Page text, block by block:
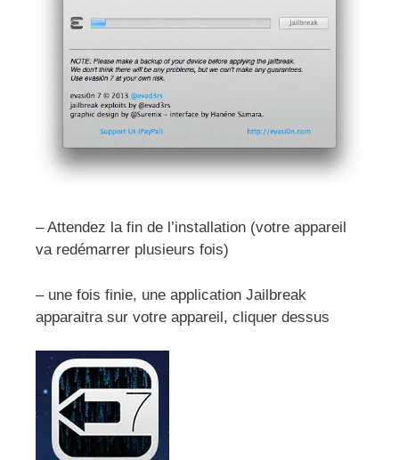
– Attendez la fin de l’installation (votre appareil
va redémarrer plusieurs fois)
– une fois finie, une application Jailbreak
apparaitra sur votre appareil, cliquer dessus